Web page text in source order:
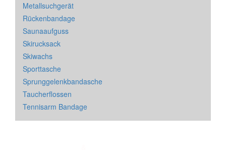
Metallsuchgerät
Rückenbandage
Saunaaufguss
Skirucksack
Skiwachs
Sporttasche
Sprunggelenkbandasche
Taucherflossen
Tennisarm Bandage